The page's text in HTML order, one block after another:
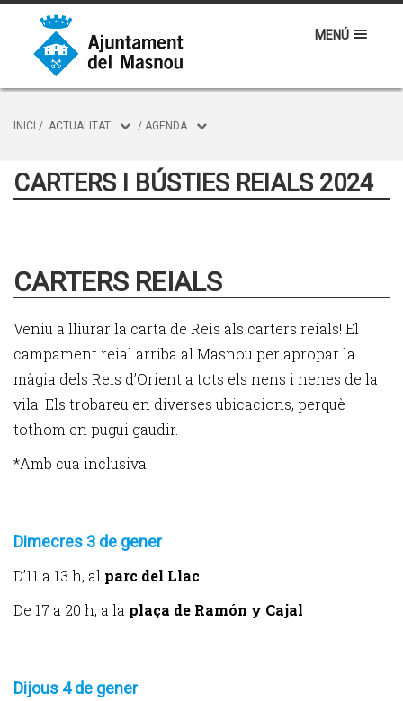
MENÚ
INICI / ACTUALITAT / AGENDA
CARTERS I BÚSTIES REIALS 2024
CARTERS REIALS
Veniu a lliurar la carta de Reis als carters reials! El
campament reial arriba al Masnou per apropar la
màgia dels Reis d’Orient a tots els nens i nenes de la
vila. Els trobareu en diverses ubicacions, perquè
tothom en pugui gaudir.
*Amb cua inclusiva.
Dimecres 3 de gener
D’11 a 13 h, al parc del Llac
De 17 a 20 h, a la plaça de Ramón y Cajal
Dijous 4 de gener